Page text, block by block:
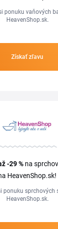
ponuku vaňových
HeavenShop.sk.
Získať zľavu
-29 %na
HeavenShop.sk!
ponuku sprchových
HeavenShop.sk.